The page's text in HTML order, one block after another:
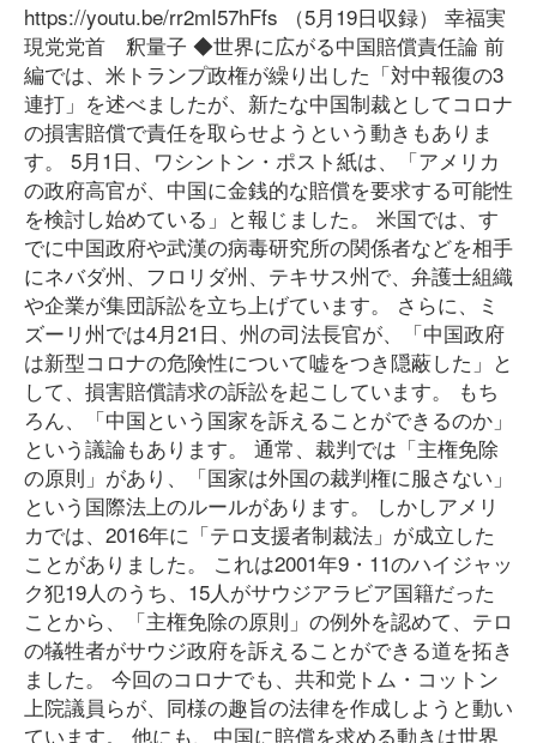
https://youtu.be/rr2mI57hFfs （5月19日収録） 幸福実
現党党首 釈量子 ◆世界に広がる中国賠償責任論 前
編では、米トランプ政権が繰り出した「対中報復の3
連打」を述べましたが、新たな中国制裁としてコロナ
の損害賠償で責任を取らせようという動きもありま
す。 5月1日、ワシントン・ポスト紙は、「アメリカ
の政府高官が、中国に金銭的な賠償を要求する可能性
を検討し始めている」と報じました。 米国では、す
でに中国政府や武漢の病毒研究所の関係者などを相手
にネバダ州、フロリダ州、テキサス州で、弁護士組織
や企業が集団訴訟を立ち上げています。 さらに、ミ
ズーリ州では4月21日、州の司法長官が、「中国政府
は新型コロナの危険性について嘘をつき隠蔽した」と
して、損害賠償請求の訴訟を起こしています。 もち
ろん、「中国という国家を訴えることができるのか」
という議論もあります。 通常、裁判では「主権免除
の原則」があり、「国家は外国の裁判権に服さない」
という国際法上のルールがあります。 しかしアメリ
カでは、2016年に「テロ支援者制裁法」が成立した
ことがありました。 これは2001年9・11のハイジャッ
ク犯19人のうち、15人がサウジアラビア国籍だった
ことから、「主権免除の原則」の例外を認めて、テロ
の犠牲者がサウジ政府を訴えることができる道を拓き
ました。 今回のコロナでも、共和党トム・コットン
上院議員らが、同様の趣旨の法律を作成しようと動い
ています。 他にも、中国に賠償を求める動きは世界